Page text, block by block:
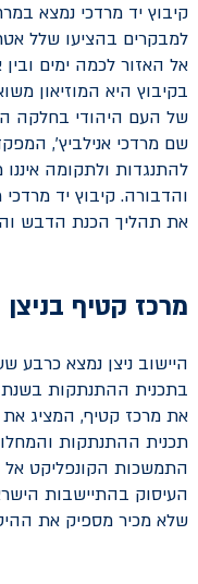
קיבוץ יד מרדכי נמצא
למבקרים בהציעו שלל
אל האזור לכמה ימים
בקיבוץ היא המוזיאון
של העם היהודי בחלקה
שם מרדכי אנילביץ',
להתנגדות ולתקומה
והדבורה. קיבוץ יד
את תהליך הכנת הדבש
מרכז קטיף בניצן
היישוב ניצן נמצא כרבע
את מרכז קטיף, המציג
תכנית ההתנתקות
התמשכות הקונפליקט
העיסוק בהתיישבות
שלא מכיר מספיק את